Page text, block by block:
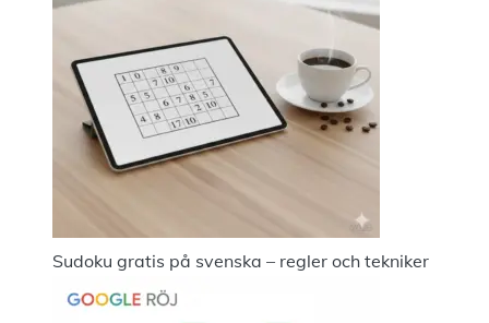
Sudoku gratis på svenska – regler och tekniker